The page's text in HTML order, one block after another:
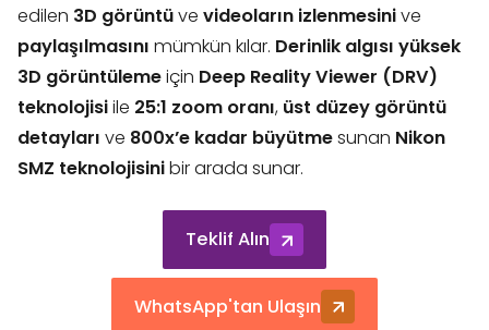
edilen 3D görüntüvevideoların izlenmesinive
paylaşılmasını mümkün kılar. Derinlik algısı yüksek
3D görüntülemeiçin Deep Reality Viewer (DRV)
teknolojisiile 25:1 zoom oranı, üst düzey görüntü
detayları ve 800x’e kadar büyütmesunan Nikon
SMZ teknolojisinibir arada sunar.
Teklif Alın
WhatsApp'tan Ulaşın